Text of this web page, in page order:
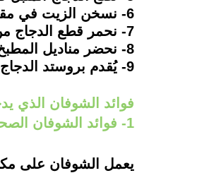
6- نسخن الزيت في مقلاة على النار وعندما يغلي، نسقط فيه قطع الدجاج.
7- نحمر قطع الدجاج من جميع الجهات، حتى تتحمر وتتقرمش.
8- نحضر مناديل المطبخ ونضع عليها قطع الدجاج، كي نتخلص من الزيت المتواجد في تلك القطع المقرمشة.
9- يُقدم بروستد الدجاج المقرمش بالشوفان للرجيم ساخنًا بألف هنا.
فوائد الشوفان الذي
1- فوائد الشوفان الصحية
يعمل الشوفان على